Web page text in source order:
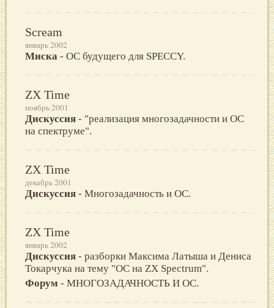
Scream
январь 2002
Миска - ОС будущего для SPECCY.
ZX Time
ноябрь 2001
Дискуссия - "реализация многозадачности и ОС
на спектруме".
ZX Time
декабрь 2001
Дискуссия - Многозадачность и ОС.
ZX Time
январь 2002
Дискуссия - разборки Максима Латыша и Дениса
Токарчука на тему "ОС на ZX Spectrum".
Форум - МНОГОЗАДАЧНОСТЬ И ОС.